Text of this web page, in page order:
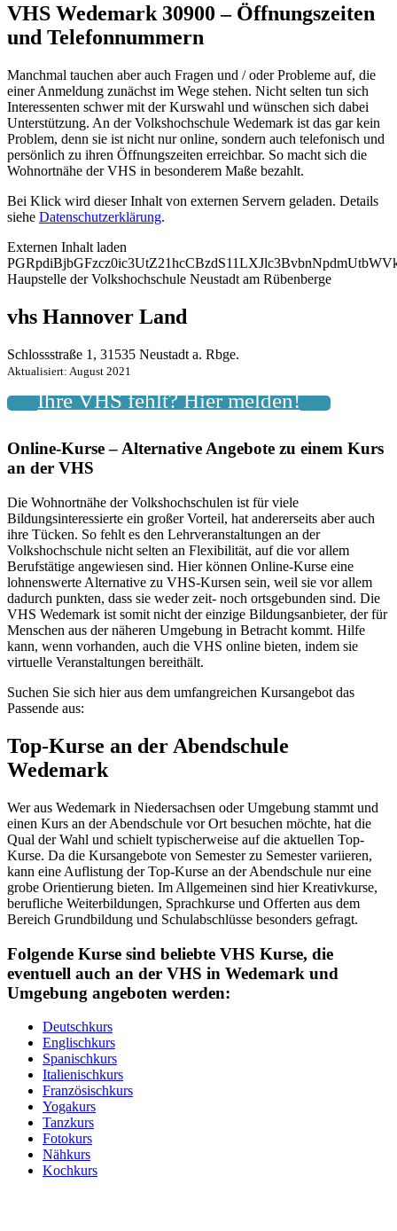
VHS Wedemark 30900 – Öffnungszeiten
und Telefonnummern
Manchmal tauchen aber auch Fragen und / oder Probleme auf, die
einer Anmeldung zunächst im Wege stehen. Nicht selten tun sich
Interessenten schwer mit der Kurswahl und wünschen sich dabei
Unterstützung. An der Volkshochschule Wedemark ist das gar kein
Problem, denn sie ist nicht nur online, sondern auch telefonisch und
persönlich zu ihren Öffnungszeiten erreichbar. So macht sich die
Wohnortnähe der VHS in besonderem Maße bezahlt.
Bei Klick wird dieser Inhalt von externen Servern geladen. Details
siehe Datenschutzerklärung.
Externen Inhalt laden
Haupstelle der Volkshochschule Neustadt am Rübenberge
vhs Hannover Land
Schlossstraße 1, 31535 Neustadt a. Rbge.
Aktualisiert: August 2021
Ihre VHS fehlt? Hier melden!
Online-Kurse – Alternative Angebote zu einem Kurs
an der VHS
Die Wohnortnähe der Volkshochschulen ist für viele
Bildungsinteressierte ein großer Vorteil, hat andererseits aber auch
ihre Tücken. So fehlt es den Lehrveranstaltungen an der
Volkshochschule nicht selten an Flexibilität, auf die vor allem
Berufstätige angewiesen sind. Hier können Online-Kurse eine
lohnenswerte Alternative zu VHS-Kursen sein, weil sie vor allem
dadurch punkten, dass sie weder zeit- noch ortsgebunden sind. Die
VHS Wedemark ist somit nicht der einzige Bildungsanbieter, der für
Menschen aus der näheren Umgebung in Betracht kommt. Hilfe
kann, wenn vorhanden, auch die VHS online bieten, indem sie
virtuelle Veranstaltungen bereithält.
Suchen Sie sich hier aus dem umfangreichen Kursangebot das
Passende aus:
Top-Kurse an der Abendschule
Wedemark
Wer aus Wedemark in Niedersachsen oder Umgebung stammt und
einen Kurs an der Abendschule vor Ort besuchen möchte, hat die
Qual der Wahl und schielt typischerweise auf die aktuellen Top-
Kurse. Da die Kursangebote von Semester zu Semester variieren,
kann eine Auflistung der Top-Kurse an der Abendschule nur eine
grobe Orientierung bieten. Im Allgemeinen sind hier Kreativkurse,
berufliche Weiterbildungen, Sprachkurse und Offerten aus dem
Bereich Grundbildung und Schulabschlüsse besonders gefragt.
Folgende Kurse sind beliebte VHS Kurse, die
eventuell auch an der VHS in Wedemark und
Umgebung angeboten werden:
Deutschkurs
Englischkurs
Spanischkurs
Italienischkurs
Französischkurs
Yogakurs
Tanzkurs
Fotokurs
Nähkurs
Kochkurs